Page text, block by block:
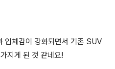
입체감이 강화되면서 기존 SUV
지게 된 것 같네요!